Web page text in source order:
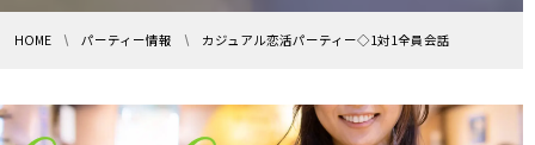
HOME パーティー情報 カジュアル恋活パーティー◇1対1全員会話